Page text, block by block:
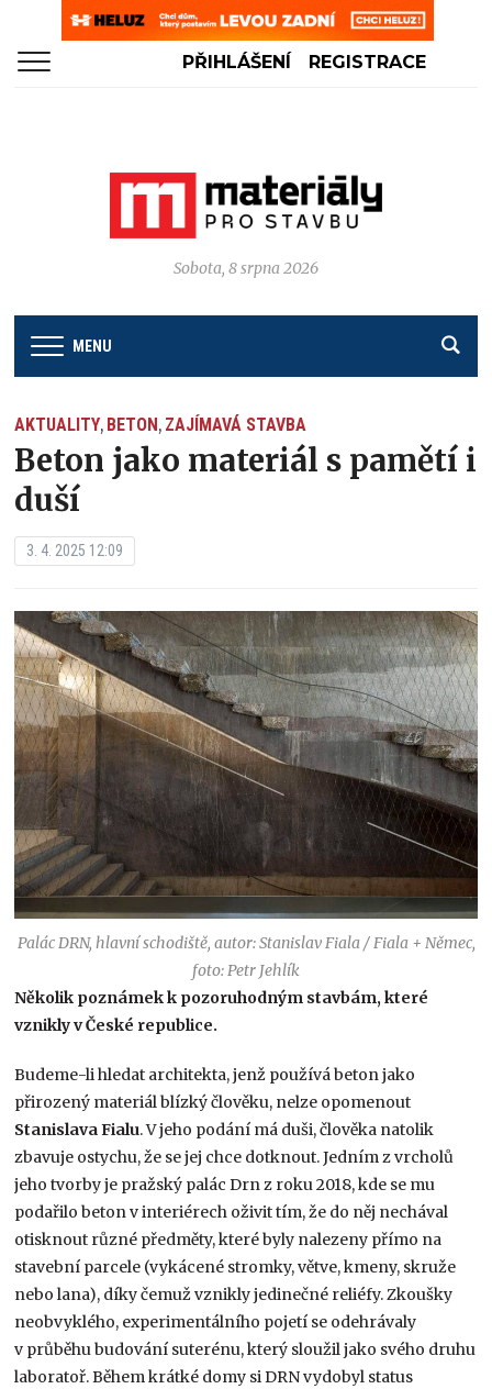
PŘIHLÁŠENÍ REGISTRACE
Sobota, 8 srpna 2026
MENU
AKTUALITY, BETON, ZAJÍMAVÁ STAVBA
Beton jako materiál s pamětí i
duší
3. 4. 2025 12:09
Palác DRN, hlavní schodiště, autor: Stanislav Fiala / Fiala + Němec,
foto: Petr Jehlík
Několik poznámek k pozoruhodným stavbám, které
vznikly v České republice.
Budeme-li hledat architekta, jenž používá beton jako
přirozený materiál blízký člověku, nelze opomenout
Stanislava Fialu. V jeho podání má duši, člověka natolik
zbavuje ostychu, že se jej chce dotknout. Jedním z vrcholů
jeho tvorby je pražský palác Drn z roku 2018, kde se mu
podařilo beton v interiérech oživit tím, že do něj nechával
otisknout různé předměty, které byly nalezeny přímo na
stavební parcele (vykácené stromky, větve, kmeny, skruže
nebo lana), díky čemuž vznikly jedinečné reliéfy. Zkoušky
neobvyklého, experimentálního pojetí se odehrávaly
v průběhu budování suterénu, který sloužil jako svého druhu
laboratoř. Během krátké domy si DRN vydobyl status